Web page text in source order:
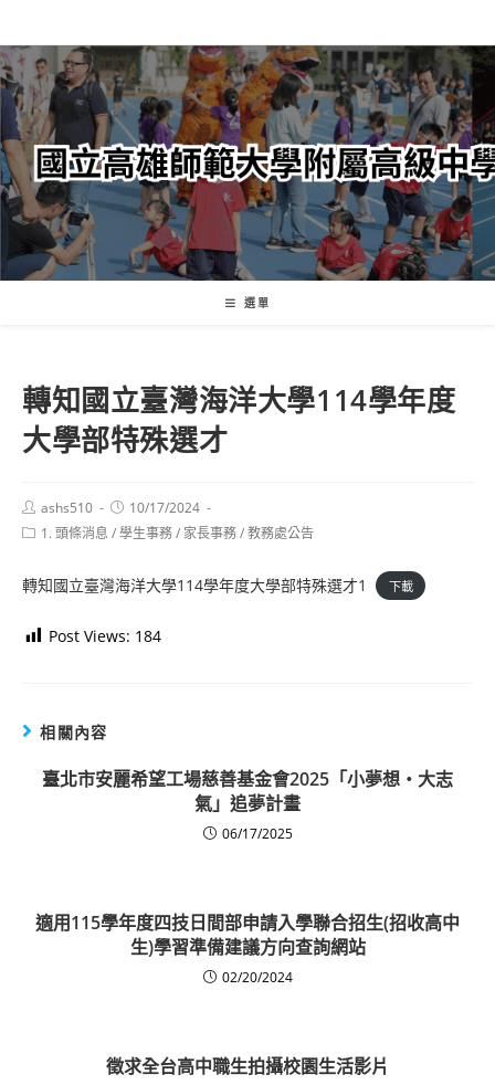
轉
至
主
內
容
選單
轉知國立臺灣海洋大學114學年度
大學部特殊選才
Post
author:
ashs510
Post
published:
10/17/2024
Post1. 頭條消息 /學生事務/ 家長事務/教務處公告
轉知國立臺灣海洋大學114學年度大學部特殊選才1 下載
Post Views: 184
相關內容
臺北市安麗希望工場慈善基金會2025「小夢想‧大志
氣」追夢計畫
06/17/2025
適用115學年度四技日間部申請入學聯合招生(招收高中
生)學習準備建議方向查詢網站
02/20/2024
徵求全台高中職生拍攝校園生活影片